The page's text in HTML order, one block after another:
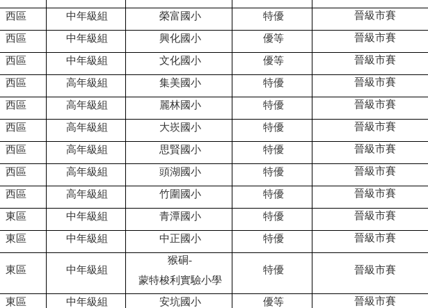
西區 中年級組 榮富國小 特優 晉級市賽
西區 中年級組 興化國小 優等 晉級市賽
西區 中年級組 文化國小 優等 晉級市賽
西區 高年級組 集美國小 特優 晉級市賽
西區 高年級組 麗林國小 特優 晉級市賽
西區 高年級組 大崁國小 特優 晉級市賽
西區 高年級組 思賢國小 特優 晉級市賽
西區 高年級組 頭湖國小 特優 晉級市賽
西區 高年級組 竹圍國小 特優 晉級市賽
東區 中年級組 青潭國小 特優 晉級市賽
東區 中年級組 中正國小 特優 晉級市賽
東區 中年級組
猴硐-
蒙特梭利實驗小學
特優 晉級市賽
東區 中年級組 安坑國小 優等 晉級市賽